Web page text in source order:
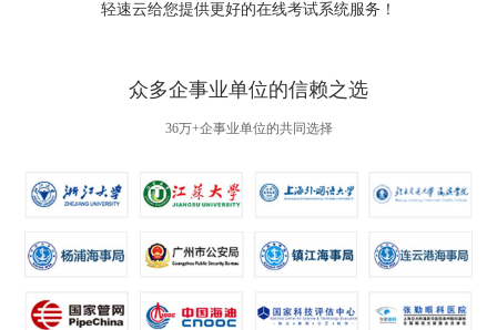
轻速云给您提供更好的在线考试系统服务！
众多企事业单位的信赖之选
36万+企事业单位的共同选择